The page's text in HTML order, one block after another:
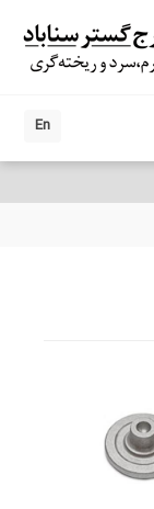
En